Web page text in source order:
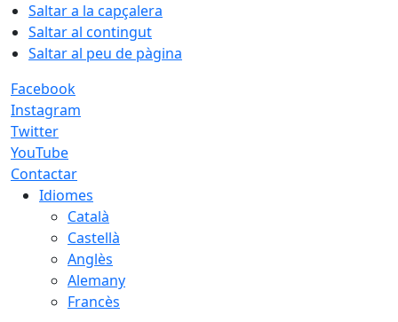
Saltar a la capçalera
Saltar al contingut
Saltar al peu de pàgina
Facebook
Instagram
Twitter
YouTube
Contactar
Idiomes
Català
Castellà
Anglès
Alemany
Francès